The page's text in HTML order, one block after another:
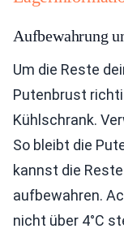
Aufbewahrung
Um die Reste
Putenbrust
Kühlschrank.
So bleibt die
kannst die
aufbewahren.
nicht über 4°C